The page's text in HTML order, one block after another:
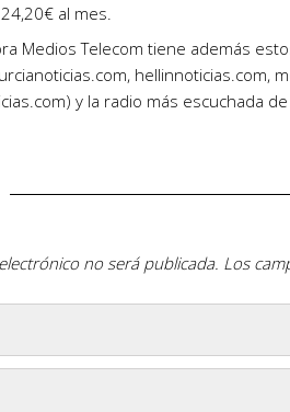
al mes.
Medios Telecom tiene además
hellinnoticias.com,
y la radio más escuchada
no será publicada. Los